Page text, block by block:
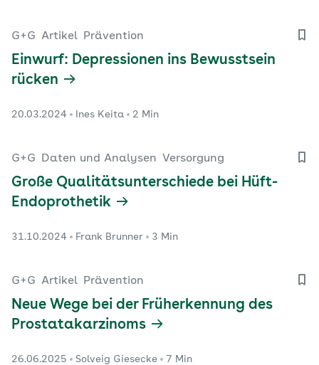
G+G Artikel Prävention
Einwurf: Depressionen ins Bewusstsein
rücken
20.03.2024 Ines Keita 2 Min
G+G Daten und Analysen Versorgung
Große Qualitätsunterschiede bei Hüft-
Endoprothetik
31.10.2024 Frank Brunner 3 Min
G+G Artikel Prävention
Neue Wege bei der Früherkennung des
Prostatakarzinoms
26.06.2025 Solveig Giesecke 7 Min